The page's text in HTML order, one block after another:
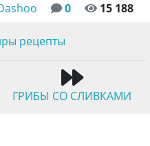
0 15 188
рецепты
ГРИБЫ СО СЛИВКАМИ